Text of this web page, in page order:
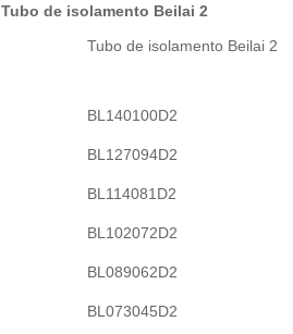
Tubo de isolamento Beilai 2
Tubo de isolamento Beilai 2
BL140100D2
BL127094D2
BL114081D2
BL102072D2
BL089062D2
BL073045D2